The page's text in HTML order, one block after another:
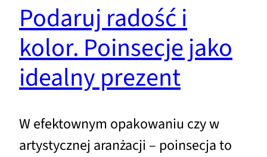
Podaruj radość i
kolor. Poinsecje jako
idealny prezent
W efektownym opakowaniu czy w
artystycznej aranżacji – poinsecja to